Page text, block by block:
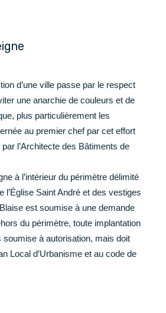
d’une ville passe par le respect
une anarchie de couleurs et de
plus particulièrement les
au premier chef par cet effort
l’Architecte des Bâtiments de
à l’intérieur du périmètre délimité
l’Église Saint André et des vestiges
est soumise à une demande
du périmètre, toute implantation
soumise à autorisation, mais doit
Local d’Urbanisme et au code de